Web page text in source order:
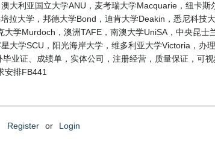
大利亚国立大学ANU，麦考瑞大学Macquarie，纽卡
拉大学，邦德大学Bond，迪肯大学Deakin，悉尼科技
学Murdoch，澳洲TAFE，南澳大学UniSA，中央昆士
大学SCU，阳光海岸大学，维多利亚大学Victoria，办
业证、成绩单，实体公司，注册经营，质量保证，可
安排FB441
Register or Login